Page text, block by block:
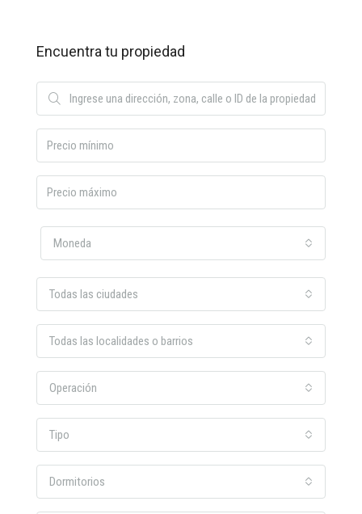
Encuentra tu propiedad
Moneda
Todas las ciudades
Todas las localidades o barrios
Operación
Tipo
Dormitorios